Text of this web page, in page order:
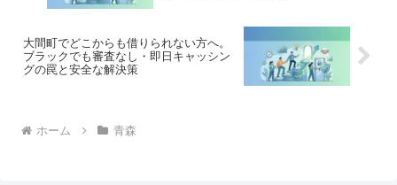
大間町でどこからも借りられない方へ。
ブラックでも審査なし・即日キャッシン
グの罠と安全な解決策
ホーム 青森